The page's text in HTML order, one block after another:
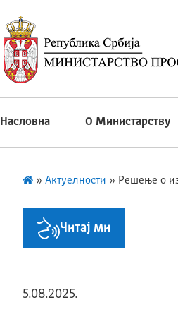
Насловна О Министарству
» Актуелности » Решење о
Читај ми
5.08.2025.